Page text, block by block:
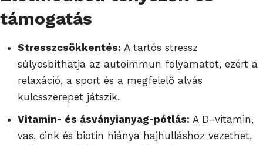
támogatás
Stresszcsökkentés: A tartós stressz
súlyosbíthatja az autoimmun folyamatot, ezért a
relaxáció, a sport és a megfelelő alvás
kulcsszerepet játszik.
Vitamin- és ásványianyag-pótlás: A D-vitamin,
vas, cink és biotin hiánya hajhulláshoz vezethet,